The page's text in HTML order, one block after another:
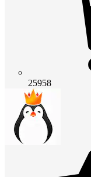
25958